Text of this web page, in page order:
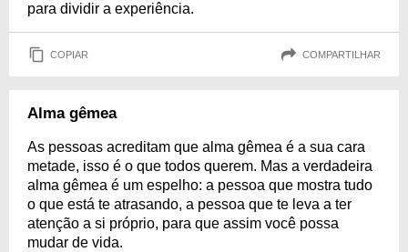
para dividir a experiência.
COPIAR COMPARTILHAR
Alma gêmea
As pessoas acreditam que alma gêmea é a sua cara
metade, isso é o que todos querem. Mas a verdadeira
alma gêmea é um espelho: a pessoa que mostra tudo
o que está te atrasando, a pessoa que te leva a ter
atenção a si próprio, para que assim você possa
mudar de vida.